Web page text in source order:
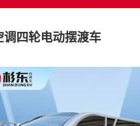
四轮电动摆渡车